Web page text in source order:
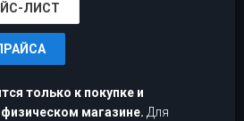
ЛИСТ
только к покупке и
магазине. Для